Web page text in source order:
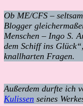
Ob ME/CFS –
Blogger
Menschen – Ingo S.
dem Schiff ins
knallharten Fragen.
Außerdem durfte ich
Kulissen seines